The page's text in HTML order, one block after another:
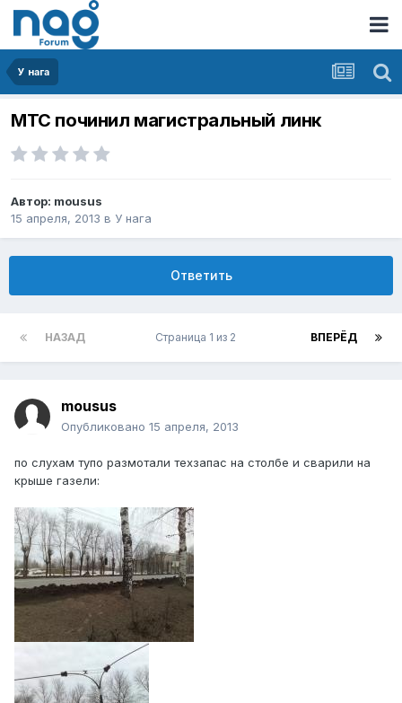
У нага
МТС починил магистральный линк
Автор: mousus
15 апреля, 2013 в У нага
Ответить
НАЗАД ВПЕРЁД
Страница 1 из 2
mousus
Опубликовано 15 апреля, 2013
по слухам тупо размотали техзапас на столбе и сварили на
крыше газели: